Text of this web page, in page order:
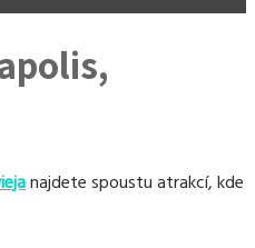
najdete spoustu atrakcí, kde